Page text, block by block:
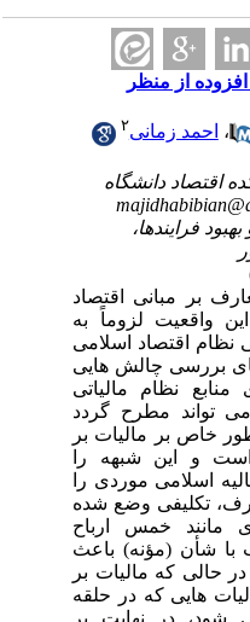
از منظر
،احمد زمانی
اقتصاد دانشگاه
فرایندها،
بر مبانی اقتصاد
واقعیت لزوماً به
اقتصاد اسلامی
بررسی چالش هایی
نظام مالیاتی
تواند مطرح گردد
خاص بر مالیات بر
و این شبهه را
اسلامی موردی را
تکلیفی وضع شده
خمس ارباح
شأن (مؤنه) باعث
حالی که مالیات بر
هایی که در حلقه
در نهایت بر